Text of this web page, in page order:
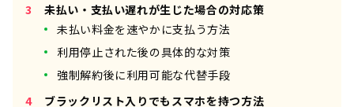
未払い・支払い遅れが生じた場合の対応策
未払い料金を速やかに支払う方法
利用停止された後の具体的な対策
強制解約後に利用可能な代替手段
ブラックリスト入りでもスマホを持つ方法